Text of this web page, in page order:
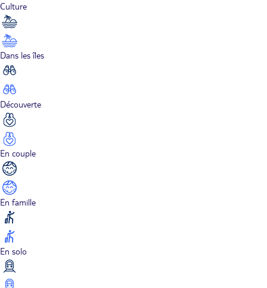
Culture
Dans les îles
Découverte
En couple
En famille
En solo